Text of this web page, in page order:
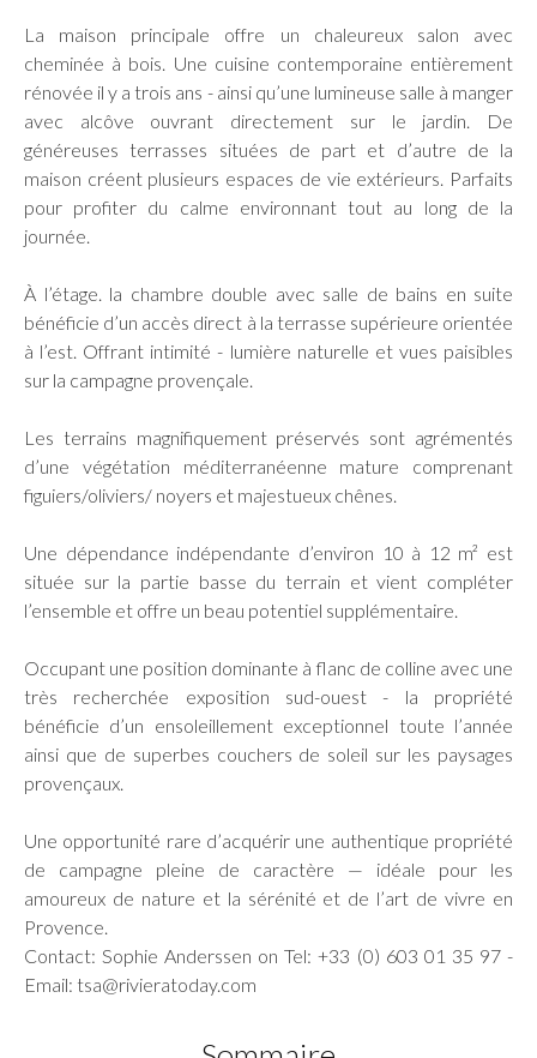
La maison principale offre un chaleureux salon avec
cheminée à bois. Une cuisine contemporaine entièrement
rénovée il y a trois ans - ainsi qu’une lumineuse salle à manger
avec alcôve ouvrant directement sur le jardin. De
généreuses terrasses situées de part et d’autre de la
maison créent plusieurs espaces de vie extérieurs. Parfaits
pour profiter du calme environnant tout au long de la
journée.
À l’étage. la chambre double avec salle de bains en suite
bénéficie d’un accès direct à la terrasse supérieure orientée
à l’est. Offrant intimité - lumière naturelle et vues paisibles
sur la campagne provençale.
Les terrains magnifiquement préservés sont agrémentés
d’une végétation méditerranéenne mature comprenant
figuiers/oliviers/ noyers et majestueux chênes.
Une dépendance indépendante d’environ 10 à 12 m² est
située sur la partie basse du terrain et vient compléter
l’ensemble et offre un beau potentiel supplémentaire.
Occupant une position dominante à flanc de colline avec une
très recherchée exposition sud-ouest - la propriété
bénéficie d’un ensoleillement exceptionnel toute l’année
ainsi que de superbes couchers de soleil sur les paysages
provençaux.
Une opportunité rare d’acquérir une authentique propriété
de campagne pleine de caractère — idéale pour les
amoureux de nature et la sérénité et de l’art de vivre en
Provence.
Contact: Sophie Anderssen on Tel: +33 (0) 603 01 35 97 -
Email: tsa@rivieratoday.com